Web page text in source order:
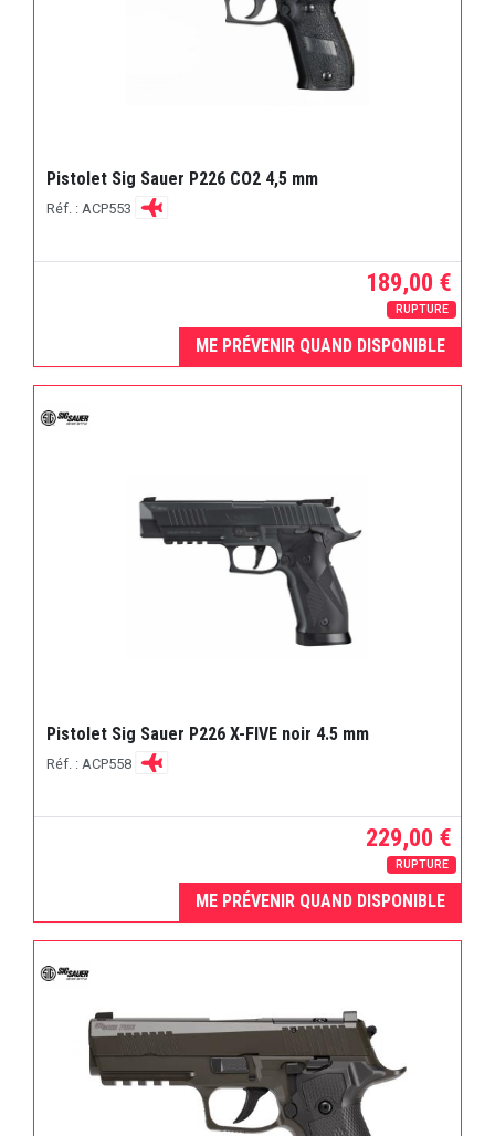
Pistolet Sig Sauer P226 CO2 4,5 mm
Réf. : ACP553
189,00 €
RUPTURE
ME PRÉVENIR QUAND DISPONIBLE
Pistolet Sig Sauer P226 X-FIVE noir 4.5 mm
Réf. : ACP558
229,00 €
RUPTURE
ME PRÉVENIR QUAND DISPONIBLE